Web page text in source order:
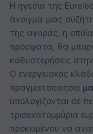
Η ηγεσία της
άνοιγμα μιας
της αγοράς, η
πρόσφατα, θα
καθυστερήσεις
Ο ενεργειακός
πραγματοποιήσει
υπολογίζονται σε
τρισεκατομμύρια
προκειμένου να